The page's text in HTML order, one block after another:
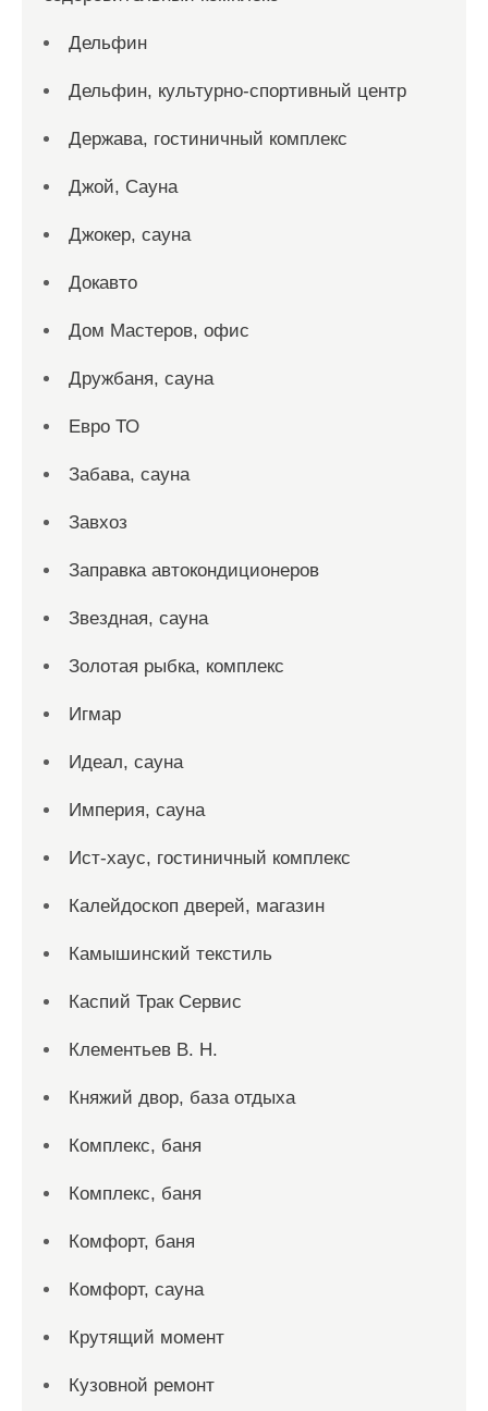
Дельфин
Дельфин, культурно-спортивный центр
Держава, гостиничный комплекс
Джой, Сауна
Джокер, сауна
Докавто
Дом Мастеров, офис
Дружбаня, сауна
Евро ТО
Забава, сауна
Завхоз
Заправка автокондиционеров
Звездная, сауна
Золотая рыбка, комплекс
Игмар
Идеал, сауна
Империя, сауна
Ист-хаус, гостиничный комплекс
Калейдоскоп дверей, магазин
Камышинский текстиль
Каспий Трак Сервис
Клементьев В. Н.
Княжий двор, база отдыха
Комплекс, баня
Комплекс, баня
Комфорт, баня
Комфорт, сауна
Крутящий момент
Кузовной ремонт